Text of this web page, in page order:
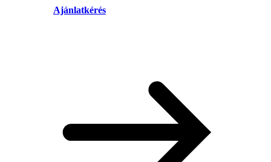
Ajánlatkérés